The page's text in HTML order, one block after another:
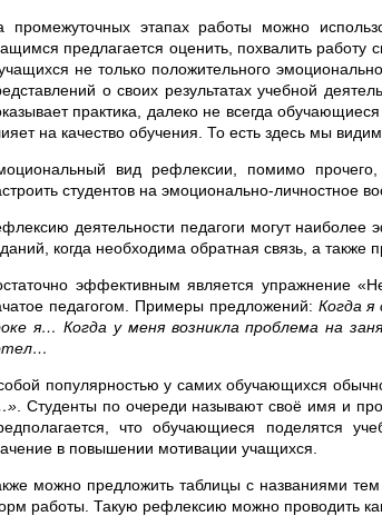
промежуточных этапах работы можно
предлагается оценить, похвалить
не только положительного
о своих результатах учебной
практика, далеко не всегда
на качество обучения. То есть здесь мы
вид рефлексии, помимо прочего,
студентов на эмоционально-личностное
деятельности педагоги могут
когда необходима обратная связь, а также
эффективным является упражнение
педагогом. Примеры предложений: Когда
я… Когда у меня возникла проблема на
популярностью у самих обучающихся
. Студенты по очереди называют своё имя и
что обучающиеся поделятся
в повышении мотивации учащихся.
можно предложить таблицы с названиями
работы. Такую рефлексию можно проводить